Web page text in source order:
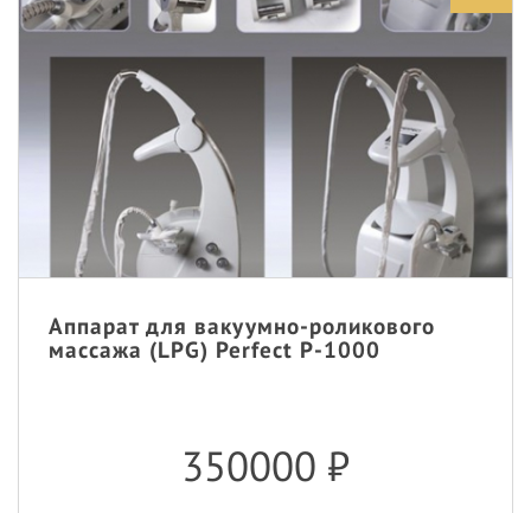
Аппарат для вакуумно-роликового
массажа (LPG) Perfect P-1000
350000 ₽